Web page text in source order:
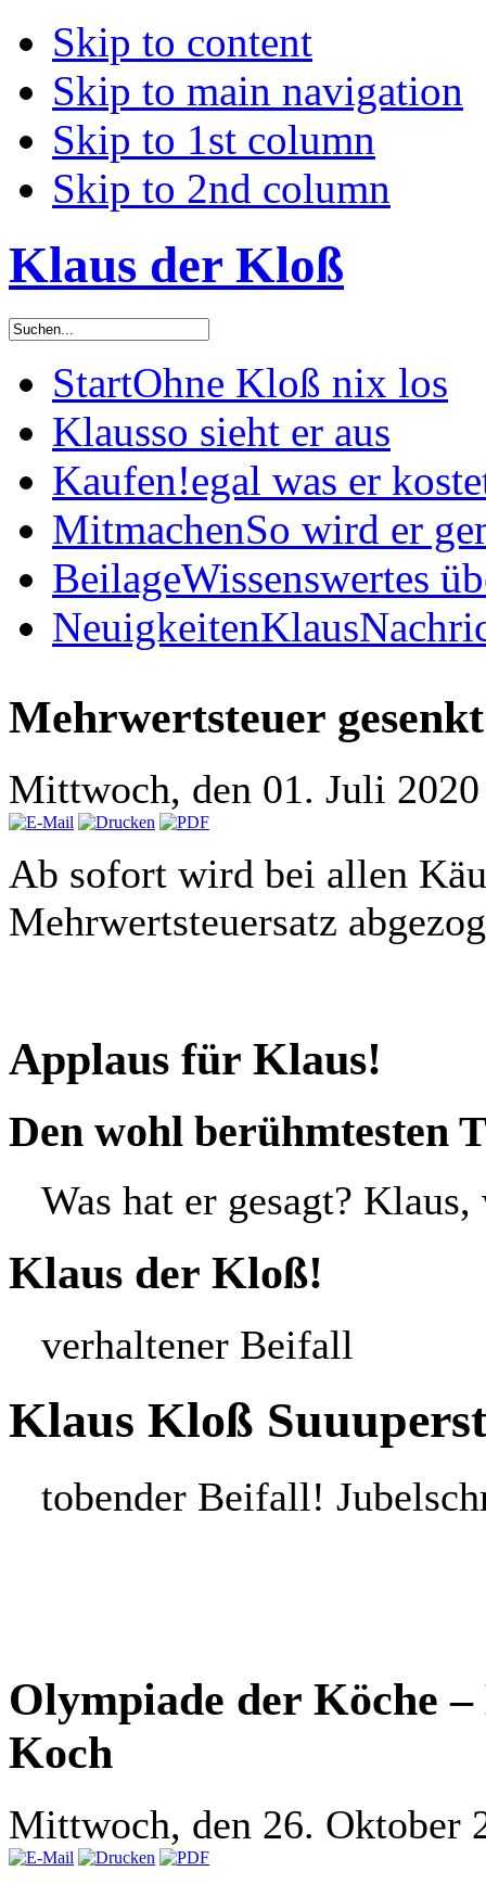
Skip to content
Skip to main navigation
Skip to 1st column
Skip to 2nd column
Klaus der Kloß
StartOhne Kloß nix los
Klausso sieht er aus
Kaufen!egal was er
MitmachenSo wird er
BeilageWissenswertes
Neuigkeiten
Mehrwertsteuer gesenkt
Mittwoch, den 01. Juli
Ab sofort wird bei allen
Mehrwertsteuersatz
Applaus für Klaus!
Den wohl berühmtesten
Was hat er gesagt? Klaus,
Klaus der Kloß!
verhaltener Beifall
Klaus Kloß
tobender Beifall!
Olympiade der Köche
Koch
Mittwoch, den 26. Oktober